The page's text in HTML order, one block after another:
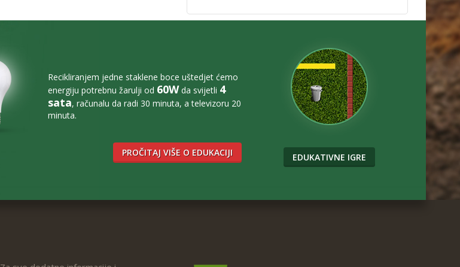
Recikliranjem jedne staklene boce uštedjet ćemo
energiju potrebnu žarulji od 60Wda svijetli 4
sata, računalu da radi 30 minuta, a televizoru 20
minuta.
PROČITAJ VIŠE O EDUKACIJI EDUKATIVNE IGRE